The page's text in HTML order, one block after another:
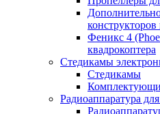
конструкторов
Феникс 4
квадрокоптера
Cтедикамы
Стедикамы
Радиоаппаратура